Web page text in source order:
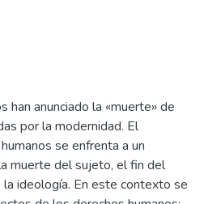
anunciado la «muerte» de
por la modernidad. El
se enfrenta a un
muerte del sujeto, el fin del
ideología. En este contexto se